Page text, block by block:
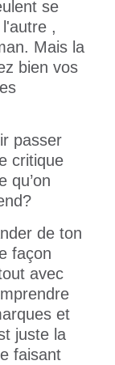
se
,
Mais la
bien vos
passer
critique
qu’on
de ton
façon
avec
et
juste la
faisant